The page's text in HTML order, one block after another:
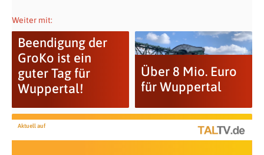
Weiter mit:
Beendigung der
GroKo ist ein
guter Tag für
Wuppertal!
Über 8 Mio. Euro
für Wuppertal
Aktuell auf